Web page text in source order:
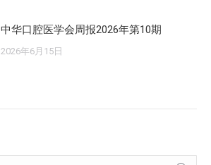
中华口腔医学会周报2026年第10期
2026年6月15日